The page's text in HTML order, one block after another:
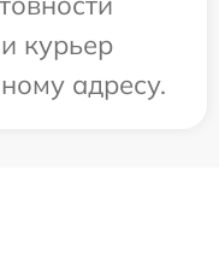
курьер
адресу.